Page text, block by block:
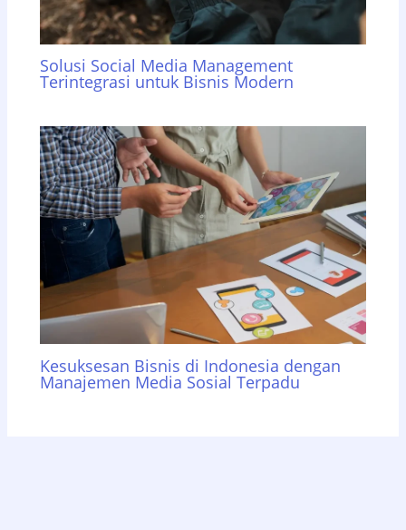
Solusi Social Media Management
Terintegrasi untuk Bisnis Modern
Kesuksesan Bisnis di Indonesia dengan
Manajemen Media Sosial Terpadu